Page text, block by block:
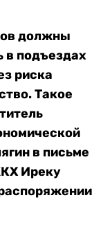
должны
в подъездах
риска
Такое
в письме
Иреку